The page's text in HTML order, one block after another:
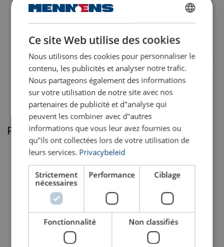
16.05PPTS2050B
16.05PPTS2050C
Documents légaux
Powertex-Push-Trolley-PPT-S2-DoC-ML-
20250923.pdf
Documents additionnels
Powertex-Trolley-Black-Line-Instruction-grey-label-
ML-20220215.pdf
Produits associés
Palan manuel POWERTEX
Palan à levier POWERTEX
DUTCH
ENGLISH TRANSLATION
FRENCH
Ce site Web utilise des cookies
Nous utilisons des cookies pour personnaliser le
contenu, les publicités et analyser notre trafic.
Nous partageons également des informations
sur votre utilisation de notre site avec nos
partenaires de publicité et d"analyse qui
peuvent les combiner avec d"autres
informations que vous leur avez fournies ou
qu"ils ont collectées lors de votre utilisation de
leurs services. Privacybeleid
Strictement
nécessaires
Performance Ciblage
Fonctionnalité Non classifiés